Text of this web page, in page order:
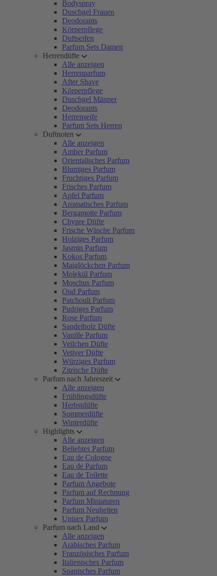
Bodyspray
Duschgel Frauen
Deodorants
Körperpflege
Duftseifen
Parfum Sets Damen
Herrendüfte
Alle anzeigen
Herrenparfum
After Shave
Körperpflege
Duschgel Männer
Deodorants
Herrenseife
Parfum Sets Herren
Duftnoten
Alle anzeigen
Amber Parfum
Orientalisches Parfum
Blumiges Parfum
Fruchtiges Parfum
Frisches Parfum
Apfel Parfum
Aromatisches Parfum
Bergamotte Parfum
Chypre Düfte
Frische Wäsche Parfum
Holziges Parfum
Jasmin Parfum
Kokos Parfum
Maiglöckchen Parfum
Molekül Parfum
Moschus Parfum
Oud Parfum
Patchouli Parfum
Pudriges Parfum
Rose Parfum
Sandelholz Düfte
Vanille Parfum
Veilchen Düfte
Vetiver Düfte
Würziges Parfum
Zitrische Düfte
Parfum nach Jahreszeit
Alle anzeigen
Frühlingsdüfte
Herbstdüfte
Sommerdüfte
Winterdüfte
Highlights
Alle anzeigen
Beliebtes Parfum
Eau de Cologne
Eau de Parfum
Eau de Toilette
Parfum Angebote
Parfum auf Rechnung
Parfum Miniaturen
Parfum Neuheiten
Unisex Parfum
Parfum nach Land
Alle anzeigen
Arabisches Parfum
Französisches Parfum
Italienisches Parfum
Spanisches Parfum